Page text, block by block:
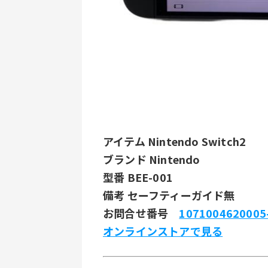
アイテム Nintendo Switch2
ブランド Nintendo
型番 BEE-001
備考 セーフティーガイド無
お問合せ番号
オンラインストアで見る